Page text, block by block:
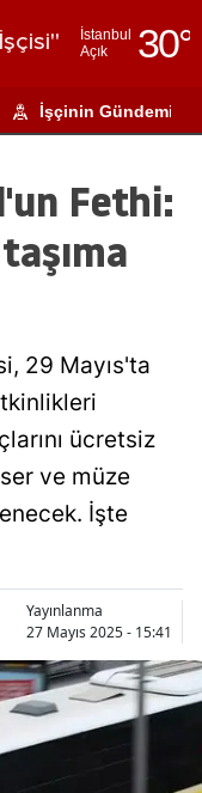
İstanbul
Açık
30°
Adıyaman
Ağrı
Amasya
Antalya
Balıkesir
Bitlis
Bolu
İşçinin Gündemi
Fethi:
29 Mayıs'ta
ücretsiz
ve müze
İşte
Yayınlanma
27 Mayıs 2025 - 15:41